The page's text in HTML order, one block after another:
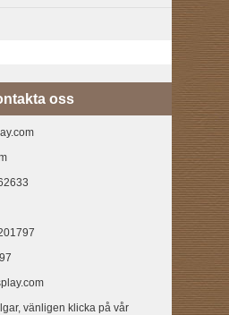
oss
vänligen klicka på vår